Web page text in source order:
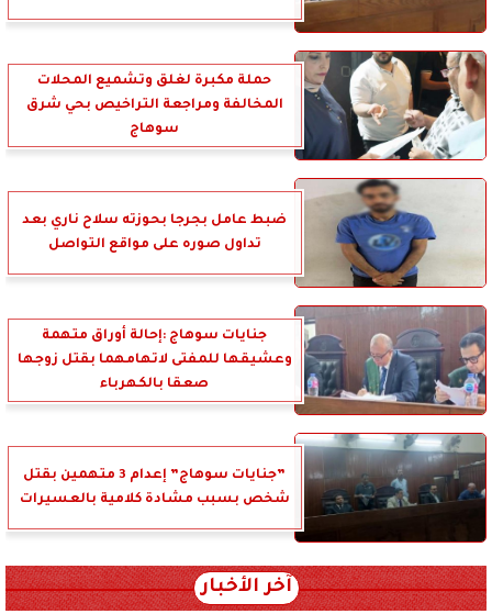
حملة مكبرة لغلق وتشميع المحلات
المخالفة ومراجعة التراخيص بحي شرق
سوهاج
ضبط عامل بجرجا بحوزته سلاح ناري بعد
تداول صوره على مواقع التواصل
جنايات سوهاج :إحالة أوراق متهمة
وعشيقها للمفتى لاتهامهما بقتل زوجها
صعقا بالكهرباء
”جنايات سوهاج” إعدام 3 متهمين بقتل
شخص بسبب مشادة كلامية بالعسيرات
آخر الأخبار